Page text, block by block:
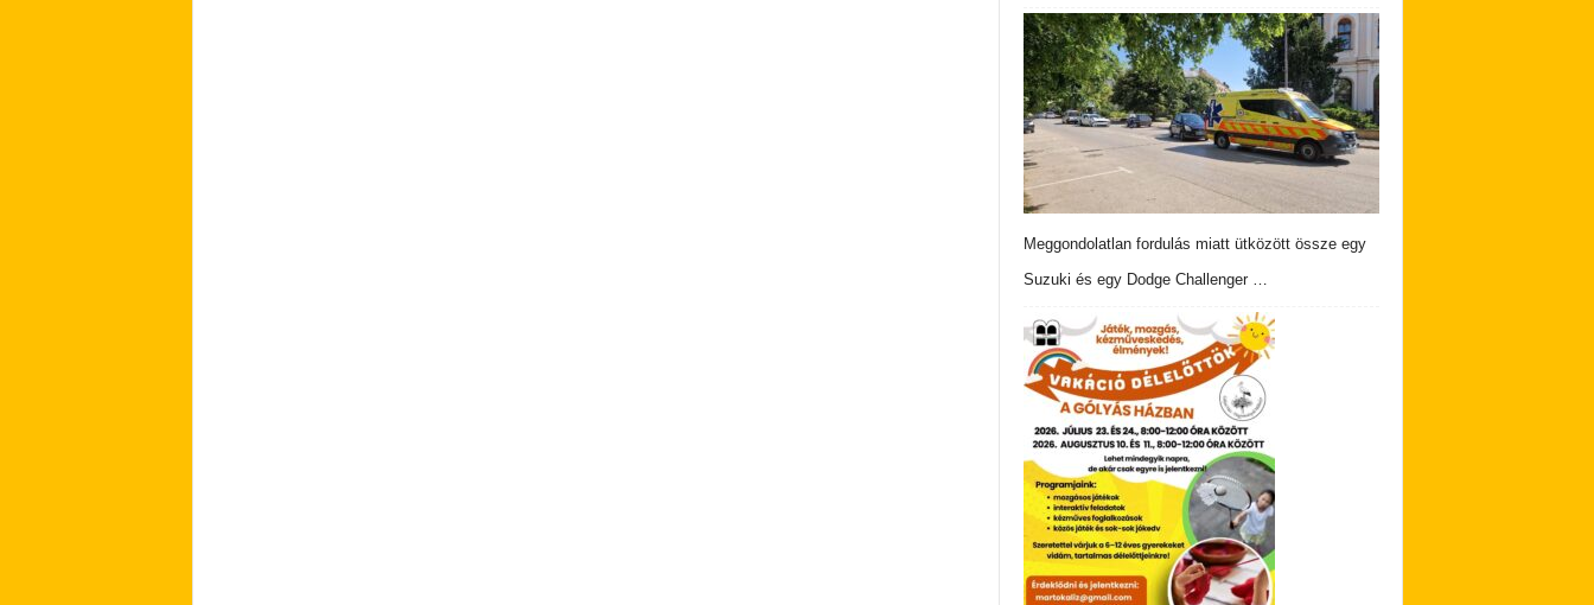
Meggondolatlan fordulás miatt ütközött össze egy
Suzuki és egy Dodge Challenger …